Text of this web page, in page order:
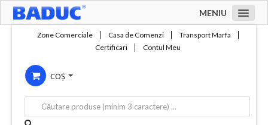
MENIU
Compania
Servicii
Productie
Zone Comerciale Casa de Comenzi
Transport Marfa
Certificari
Contul Meu
COȘ